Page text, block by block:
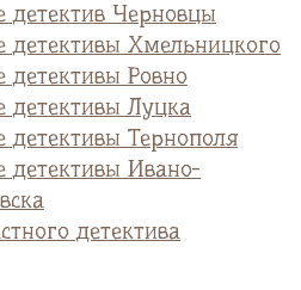
детектив Черновцы
детективы Хмельницкого
детективы Ровно
детективы Луцка
детективы Тернополя
детективы Ивано-
детектива